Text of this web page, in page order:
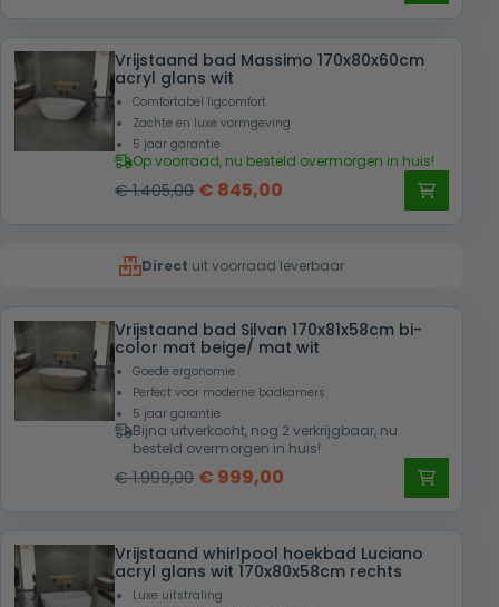
was:
€ 2.199,00.
is:
€ 1.049,00.
Vrijstaand bad Massimo 170x80x60cm
acryl glans wit
Comfortabel ligcomfort
Zachte en luxe vormgeving
5 jaar garantie
Op voorraad, nu besteld overmorgen in huis!
€1.405,00 Oorspronkelijke
€ 1.405,00.
€ 845,00
€ 845,00.
Direct uit voorraad leverbaar
Vrijstaand bad Silvan 170x81x58cm bi-
color mat beige/ mat wit
Goede ergonomie
Perfect voor moderne badkamers
5 jaar garantie
Bijna uitverkocht, nog 2 verkrijgbaar, nu
besteld overmorgen in huis!
€1.999,00 Oorspronkelijke
was:
€ 1.999,00.
€ 999,00
is:
€ 999,00.
Vrijstaand whirlpool hoekbad Luciano
acryl glans wit 170x80x58cm rechts
Luxe uitstraling